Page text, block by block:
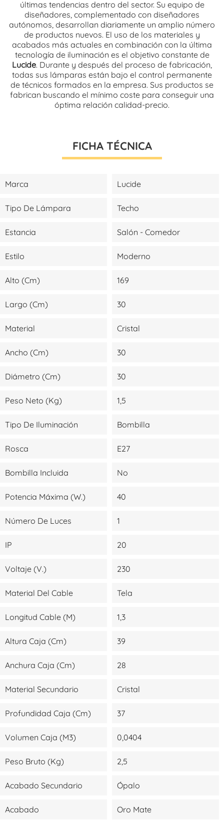
últimas tendencias dentro del sector. Su equipo de
diseñadores, complementado con diseñadores
autónomos, desarrollan diariamente un amplio número
de productos nuevos. El uso de los materiales y
acabados más actuales en combinación con la última
tecnología de iluminación es el objetivo constante de
Lucide. Durante y después del proceso de fabricación,
todas sus lámparas están bajo el control permanente
de técnicos formados en la empresa. Sus productos se
fabrican buscando el mínimo coste para conseguir una
óptima relación calidad-precio.
FICHA TÉCNICA
Marca Lucide
Tipo De Lámpara Techo
Estancia Salón - Comedor
Estilo Moderno
Alto (cm) 169
Largo (cm) 30
Material Cristal
Ancho (cm) 30
Diámetro (cm) 30
Peso Neto (kg) 1,5
Tipo De Iluminación Bombilla
Rosca E27
Bombilla Incluida No
Potencia Máxima (W.) 40
Número De Luces 1
IP 20
Voltaje (V.) 230
Material Del Cable Tela
Longitud Cable (m) 1,3
Altura Caja (cm) 39
Anchura Caja (cm) 28
Material Secundario Cristal
Profundidad Caja (cm) 37
Volumen Caja (m3) 0,0404
Peso Bruto (kg) 2,5
Acabado Secundario Ópalo
Acabado Oro Mate